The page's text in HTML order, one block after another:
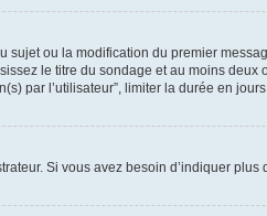
ou la modification du premier
le titre du sondage et au moins
par l’utilisateur”, limiter la durée en
Si vous avez besoin d’indiquer plus